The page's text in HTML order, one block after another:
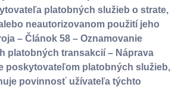
platobných služieb o strate,
neautorizovanom použití jeho
– Článok 58 – Oznamovanie
platobných transakcií – Náprava
poskytovateľom platobných služieb,
povinnosť užívateľa týchto